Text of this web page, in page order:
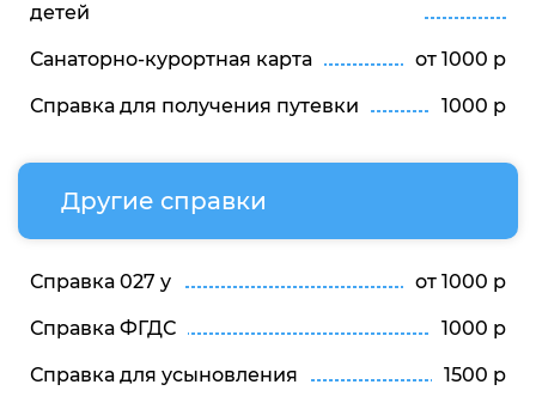
детей
Санаторно-курортная карта от 1000 р
Справка для получения путевки 1000 р
Другие справки
Справка 027 у от 1000 р
Справка ФГДС 1000 р
Справка для усыновления 1500 р